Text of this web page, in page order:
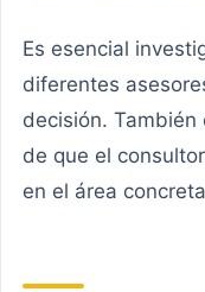
Es esencial
diferentes
decisión.
de que el
en el área